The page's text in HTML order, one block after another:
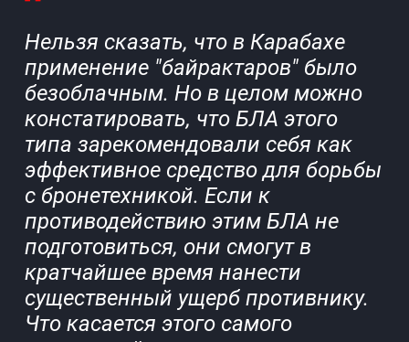
Нельзя сказать, что в Карабахе
применение "байрактаров" было
безоблачным. Но в целом можно
констатировать, что БЛА этого
типа зарекомендовали себя как
эффективное средство для борьбы
с бронетехникой. Если к
противодействию этим БЛА не
подготовиться, они смогут в
кратчайшее время нанести
существенный ущерб противнику.
Что касается этого самого